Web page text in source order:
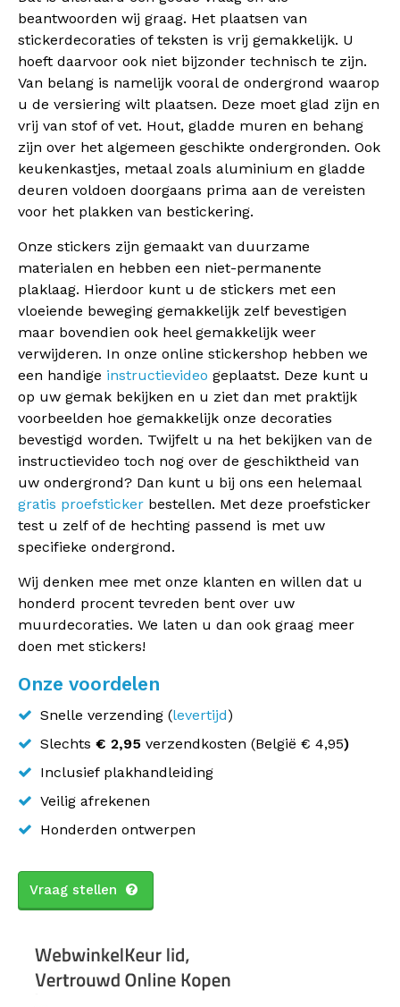
beantwoorden wij graag. Het plaatsen van
stickerdecoraties of teksten is vrij gemakkelijk. U
hoeft daarvoor ook niet bijzonder technisch te zijn.
Van belang is namelijk vooral de ondergrond waarop
u de versiering wilt plaatsen. Deze moet glad zijn en
vrij van stof of vet. Hout, gladde muren en behang
zijn over het algemeen geschikte ondergronden. Ook
keukenkastjes, metaal zoals aluminium en gladde
deuren voldoen doorgaans prima aan de vereisten
voor het plakken van bestickering.
Onze stickers zijn gemaakt van duurzame
materialen en hebben een niet-permanente
plaklaag. Hierdoor kunt u de stickers met een
vloeiende beweging gemakkelijk zelf bevestigen
maar bovendien ook heel gemakkelijk weer
verwijderen. In onze online stickershop hebben we
een handige instructievideo geplaatst. Deze kunt u
op uw gemak bekijken en u ziet dan met praktijk
voorbeelden hoe gemakkelijk onze decoraties
bevestigd worden. Twijfelt u na het bekijken van de
instructievideo toch nog over de geschiktheid van
uw ondergrond? Dan kunt u bij ons een helemaal
gratis proefsticker bestellen. Met deze proefsticker
test u zelf of de hechting passend is met uw
specifieke ondergrond.
Wij denken mee met onze klanten en willen dat u
honderd procent tevreden bent over uw
muurdecoraties. We laten u dan ook graag meer
doen met stickers!
Onze voordelen
Snelle verzending (levertijd)
Slechts € 2,95 verzendkosten (België € 4,95)
Inclusief plakhandleiding
Veilig afrekenen
Honderden ontwerpen
Vraag stellen